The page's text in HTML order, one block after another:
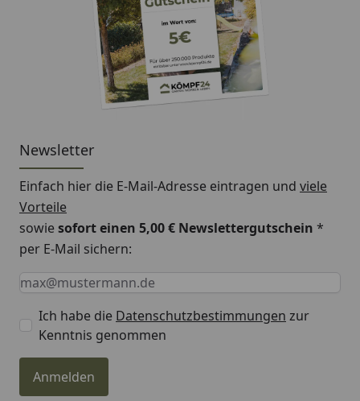
Newsletter
Einfach hier die E-Mail-Adresse eintragen und viele
Vorteile
sowiesofort einen 5,00 € Newslettergutschein *
per E-Mail sichern:
Keine Eingabe erforderlich
Eingabe erforderlich
E-Mail *
Ich habe die Datenschutzbestimmungen zur
Kenntnis genommen
Anmelden